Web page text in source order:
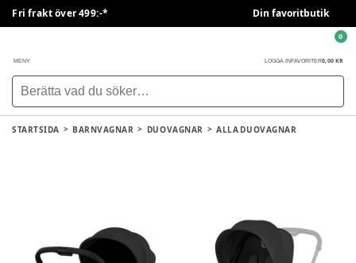
Fri frakt över 499:-* Din favoritbutik
MENY LOGGA IN FAVORITER0,00 KR
0
STARTSIDA BARNVAGNAR DUOVAGNAR ALLA DUOVAGNAR